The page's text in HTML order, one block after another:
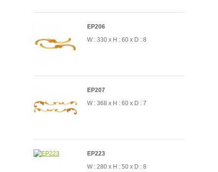
EP206
W : 330 x H : 60 x D : 8
EP207
W : 368 x H : 60 x D : 7
EP223
W : 280 x H : 50 x D : 8